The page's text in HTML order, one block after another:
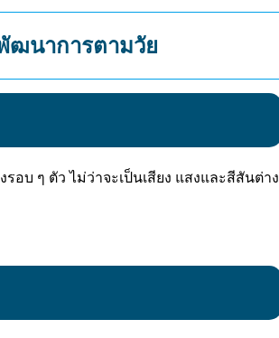
ฒนาการตามวัย
อบ ๆ ตัว ไม่ว่าจะเป็นเสียง แสงและสีสันต่าง